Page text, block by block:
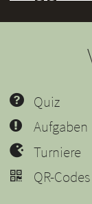
Quiz
Aufgaben
Turniere
QR-Codes